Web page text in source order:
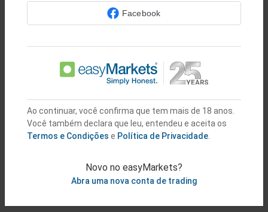
ouConfira a Conta Demo
GANHE ACESSO AEXCELENTES
Negocie criptomoedas 24 horas por dia, em
Facebook
Ao continuar, você confirma que tem mais de 18 anos.
Você também declara que leu, entendeu e aceita os
Termos e Condições e Política de Privacidade.
Novo no easyMarkets?
Abra uma nova conta de trading